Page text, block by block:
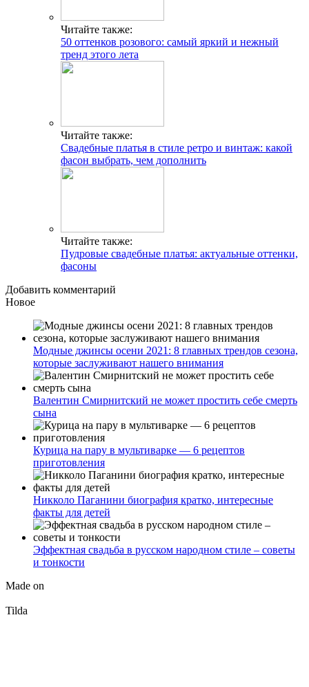
Читайте также:
50 оттенков розового: самый яркий и нежный
тренд этого лета
Читайте также:
Свадебные платья в стиле ретро и винтаж: какой
фасон выбрать, чем дополнить
Читайте также:
Пудровые свадебные платья: актуальные оттенки,
фасоны
Добавить комментарий
Новое
Модные джинсы осени 2021: 8 главных трендов сезона,
которые заслуживают нашего внимания
Валентин Смирнитский не может простить себе смерть
сына
Курица на пару в мультиварке — 6 рецептов
приготовления
Никколо Паганини биография кратко, интересные
факты для детей
Эффектная свадьба в русском народном стиле – советы
и тонкости
Made on
Tilda